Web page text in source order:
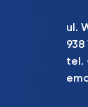
ul.
tel.